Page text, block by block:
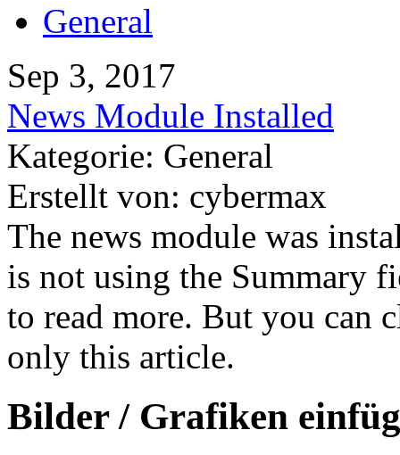
General
Sep 3, 2017
News Module Installed
Kategorie: General
Erstellt von: cybermax
The news module was
is not using the Summary
to read more. But you can
only this article.
Bilder / Grafiken